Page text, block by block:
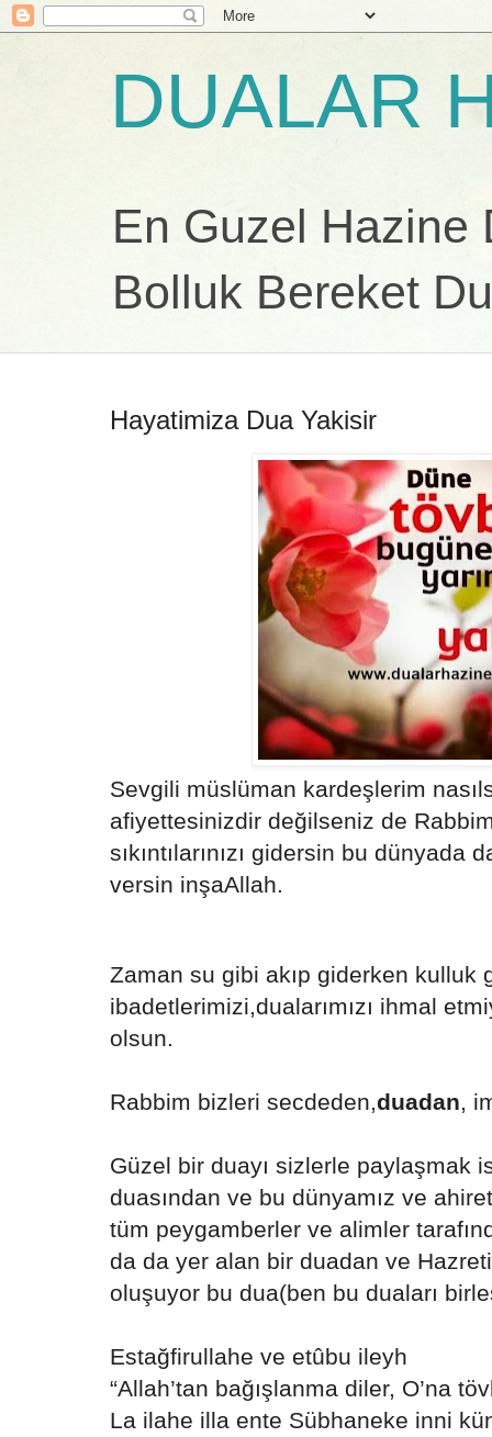
DUALAR
En Guzel Hazine
Bolluk Bereket
Hayatimiza Dua Yakisir
Sevgili müslüman kardeşlerim
afiyettesinizdir değilseniz de
sıkıntılarınızı gidersin bu
versin inşaAllah.
Zaman su gibi akıp giderken kulluk
ibadetlerimizi,dualarımızı ihmal
olsun.
Rabbim bizleri secdeden,duadan,
Güzel bir duayı sizlerle paylaşmak
duasından ve bu dünyamız ve
tüm peygamberler ve alimler
da da yer alan bir duadan ve
oluşuyor bu dua(ben bu duaları
Estağfirullahe ve etûbu ileyh
“Allah’tan bağışlanma diler, O’na
La ilahe illa ente Sübhaneke inni